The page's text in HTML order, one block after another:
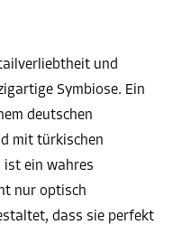
und
Symbiose. Ein
deutschen
mit türkischen
ist ein wahres
nur optisch
dass sie perfekt